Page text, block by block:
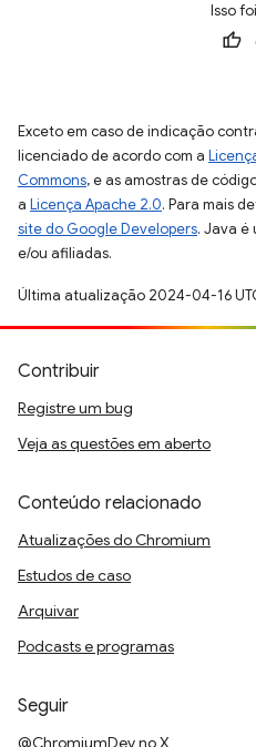
Isso
Exceto em caso de indicação
licenciado de acordo com a
Commons, e as amostras de
a Licença Apache 2.0. Para mais
site do Google Developers. Java é
e/ou afiliadas.
Última atualização 2024-04-16
Contribuir
Registre um bug
Veja as questões em aberto
Conteúdo relacionado
Atualizações do Chromium
Estudos de caso
Arquivar
Podcasts e programas
Seguir
@ChromiumDev no X